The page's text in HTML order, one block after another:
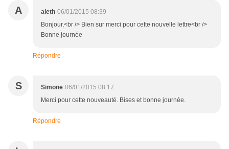
A aleth 06/01/2015 08:39
Bonjour,<br /> Bien sur merci pour cette nouvelle lettre<br />
Bonne journée
Répondre
S Simone 06/01/2015 08:17
Merci pour cette nouveauté. Bises et bonne journée.
Répondre